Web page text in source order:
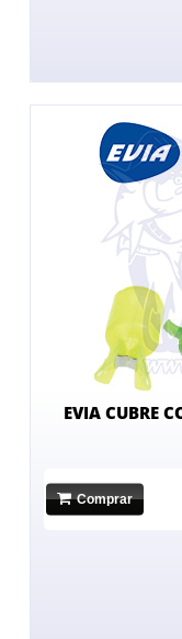
EVIA CUBRE
Comprar